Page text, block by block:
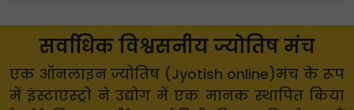
सर्वाधिक विश्वसनीय ज्योतिष मंच
एक ऑनलाइन ज्योतिष (Jyotish online)मंच के रूप
में इंस्टाएस्ट्रो ने उद्योग में एक मानक स्थापित किया